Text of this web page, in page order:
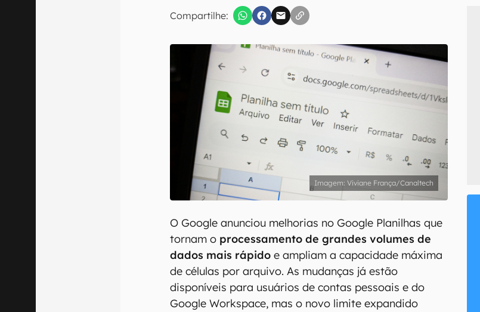
Compartilhe:
Confirmo que li, aceito e concordo com os Termos de Uso e Política de
Viviane França/Canaltech
O Google anunciou melhorias no Google Planilhas que
tornam o processamento de grandes volumes de
dados mais rápido e ampliam a capacidade máxima
de células por arquivo. As mudanças já estão
disponíveis para usuários de contas pessoais e do
Google Workspace, mas o novo limite expandido